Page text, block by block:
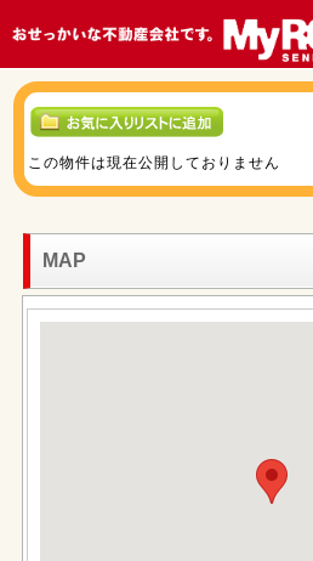
この物件は現在公開しておりません
MAP